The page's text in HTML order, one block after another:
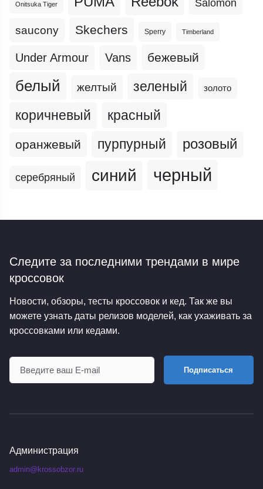
Onitsuka Tiger Salomon
saucony Skechers Sperry Timberland
Under Armour Vans бежевый
белый желтый зеленый золото
коричневый красный
оранжевый пурпурный розовый
серебряный синий черный
Следите за последними трендами в мире
кроссовок
Новости, обзоры, тесты кроссовок и кед. Так же вы
можете узнать даты релизов моделей, как ухаживать за
кроссовками или кедами.
Подписаться
Администрация
admin@krossobzor.ru